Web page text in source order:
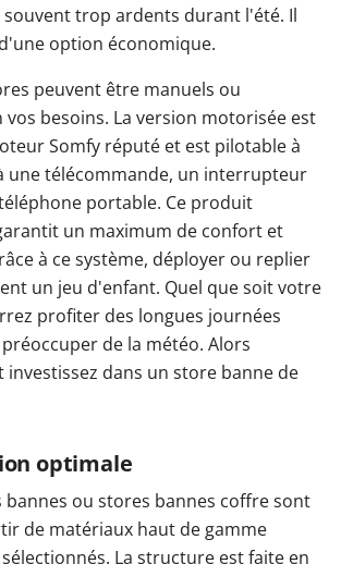
souvent trop ardents durant l'été. Il
option économique.
peuvent être manuels ou
besoins. La version motorisée est
Somfy réputé et est pilotable à
une télécommande, un interrupteur
portable. Ce produit
un maximum de confort et
à ce système, déployer ou replier
un jeu d'enfant. Quel que soit votre
profiter des longues journées
de la météo. Alors
investissez dans un store banne de
optimale
bannes ou stores bannes coffre sont
de matériaux haut de gamme
La structure est faite en